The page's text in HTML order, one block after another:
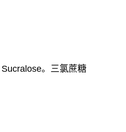
。三氯蔗糖